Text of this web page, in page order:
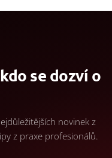
se dozví o
novinek z
z praxe profesionálů.